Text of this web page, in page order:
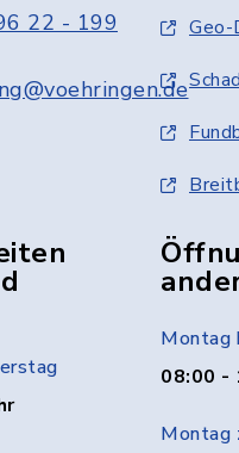
22 - 199
Montag
08:00 -
Montag